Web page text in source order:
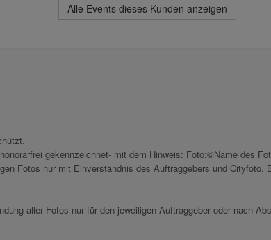
Alle Events dieses Kunden anzeigen
gekennzeichnet- mit dem Hinweis: Foto:©Name des
Fotos nur mit Einverständnis des Auftraggebers und Cityfoto.
aller Fotos nur für den jeweiligen Auftraggeber oder nach